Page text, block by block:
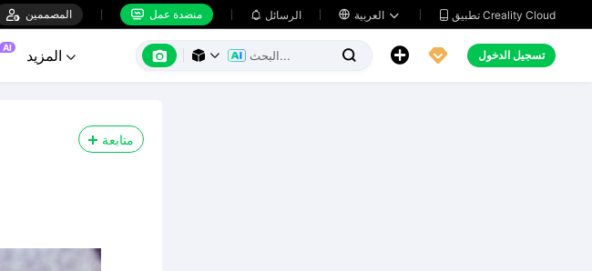
 المصممين  منضدة عمل  الرسائل    تطبيق Creality Cloud
AI
       تسجيل الدخول
متابعة